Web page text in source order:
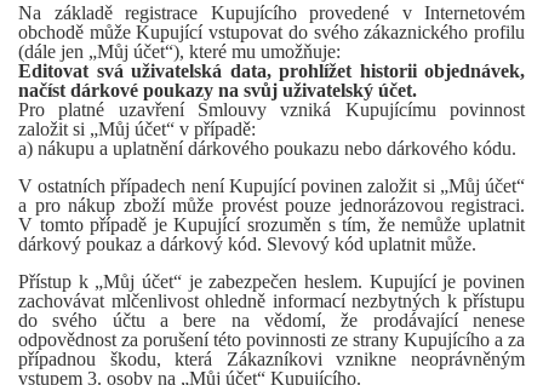
Na základě registrace Kupujícího provedené v Internetovém
obchodě může Kupující vstupovat do svého zákaznického profilu
(dále jen „Můj účet“), které mu umožňuje:
Editovat svá uživatelská data, prohlížet historii objednávek,
načíst dárkové poukazy na svůj uživatelský účet.
Pro platné uzavření Smlouvy vzniká Kupujícímu povinnost
založit si „Můj účet“ v případě:
a) nákupu a uplatnění dárkového poukazu nebo dárkového kódu.
V ostatních případech není Kupující povinen založit si „Můj účet“
a pro nákup zboží může provést pouze jednorázovou registraci.
V tomto případě je Kupující srozuměn s tím, že nemůže uplatnit
dárkový poukaz a dárkový kód. Slevový kód uplatnit může.
Přístup k „Můj účet“ je zabezpečen heslem. Kupující je povinen
zachovávat mlčenlivost ohledně informací nezbytných k přístupu
do svého účtu a bere na vědomí, že prodávající nenese
odpovědnost za porušení této povinnosti ze strany Kupujícího a za
případnou škodu, která Zákazníkovi vznikne neoprávněným
vstupem 3. osoby na „Můj účet“ Kupujícího.